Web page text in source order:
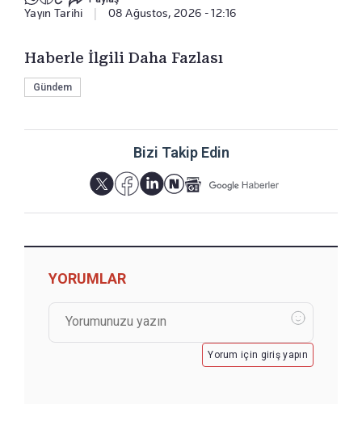
Yayın Tarihi 08 Ağustos, 2026 - 12:16
Haberle İlgili Daha Fazlası
Gündem
Bizi Takip Edin
YORUMLAR
Yorum için giriş yapın